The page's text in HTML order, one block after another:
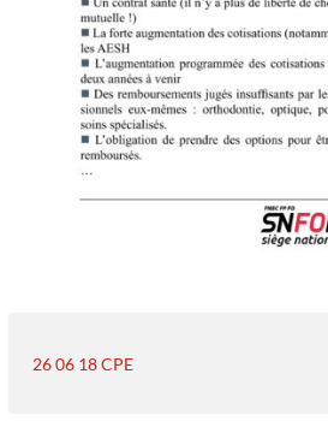
26 06 18 CPE